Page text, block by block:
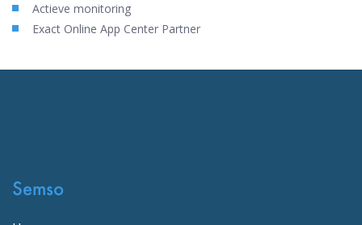
Actieve monitoring
Exact Online App Center Partner
Semso